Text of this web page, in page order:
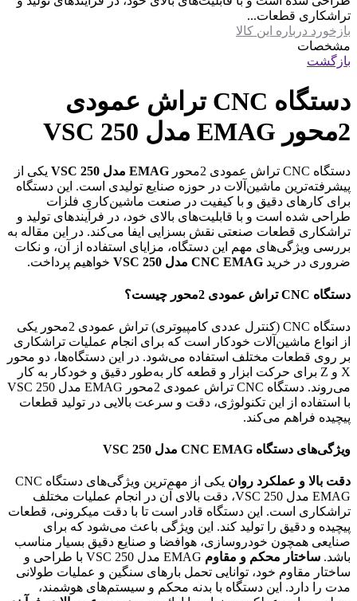
تراشکاری قطعات...
بازخورد درباره این کالا
مشخصات
بازگشت
دستگاه CNC تراش عمودی
2محور EMAG مدل VSC 250
دستگاه CNC تراش عمودی 2محور EMAG مدل VSC 250
یکی از
پیشرفته‌ترین ماشین‌آلات در حوزه صنایع تولیدی است. این دستگاه
برای کارهای دقیق و با کیفیت در صنعت ماشین‌کاری فلزات
طراحی شده است و با قابلیت‌های بالای خود، در فرآیندهای تولید و
تراشکاری قطعات صنعتی نقش بسزایی ایفا می‌کند. در این مقاله به
بررسی ویژگی‌های مهم این دستگاه، مزایای استفاده از آن، و نکات
ضروری در خرید CNC EMAG مدل VSC 250 خواهیم پرداخت.
دستگاه CNC تراش عمودی 2محور چیست؟
دستگاه CNC (کنترل عددی کامپیوتری) تراش عمودی 2محور یکی
از انواع ماشین‌آلات خودکار است که برای انجام عملیات تراشکاری
بر روی قطعات مختلف استفاده می‌شود. در این دستگاه‌ها، دو محور
X و Z برای حرکت ابزار و قطعه کار به‌طور دقیق و خودکار به کار
می‌روند. دستگاه CNC تراش عمودی 2محور EMAG مدل VSC 250
با استفاده از این تکنولوژی، دقت و سرعت بالایی در تولید قطعات
پیچیده فراهم می‌کند.
ویژگی‌های دستگاه CNC EMAG مدل VSC 250
دقت بالا و عملکرد روان
یکی از مهم‌ترین ویژگی‌های دستگاه CNC
EMAG مدل VSC 250، دقت بالای آن در انجام عملیات مختلف
تراشکاری است. این دستگاه قادر است تا با دقت میکرونی، قطعات
پیچیده و دقیق را تولید کند. این ویژگی باعث می‌شود که برای
صنایعی همچون خودروسازی، هوافضا و صنایع دقیق بسیار مناسب
باشد. ساختار محکم و مقاوم
EMAG مدل VSC 250 با طراحی و
ساختار مقاوم خود، توانایی تحمل بارهای سنگین و عملیات طولانی
مدت را دارد. این دستگاه با بدنه محکم و سیستم‌های هوشمند،